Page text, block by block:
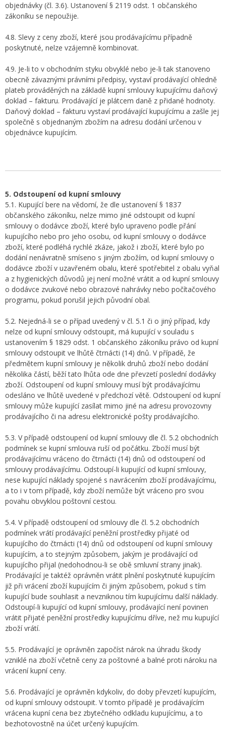
objednávky (čl. 3.6). Ustanovení § 2119 odst. 1 občanského
zákoníku se nepoužije.
4.8. Slevy z ceny zboží, které jsou prodávajícímu případně
poskytnuté, nelze vzájemně kombinovat.
4.9. Je-li to v obchodním styku obvyklé nebo je-li tak stanoveno
obecně závaznými právními předpisy, vystaví prodávající ohledně
plateb prováděných na základě kupní smlouvy kupujícímu daňový
doklad – fakturu. Prodávající je plátcem daně z přidané hodnoty.
Daňový doklad – fakturu vystaví prodávající kupujícímu a zašle jej
společně s objednaným zbožím na adresu dodání určenou v
objednávce kupujícím.
5. Odstoupení od kupní smlouvy
5.1. Kupující bere na vědomí, že dle ustanovení § 1837
občanského zákoníku, nelze mimo jiné odstoupit od kupní
smlouvy o dodávce zboží, které bylo upraveno podle přání
kupujícího nebo pro jeho osobu, od kupní smlouvy o dodávce
zboží, které podléhá rychlé zkáze, jakož i zboží, které bylo po
dodání nenávratně smíseno s jiným zbožím, od kupní smlouvy o
dodávce zboží v uzavřeném obalu, které spotřebitel z obalu vyňal
a z hygienických důvodů jej není možné vrátit a od kupní smlouvy
o dodávce zvukové nebo obrazové nahrávky nebo počítačového
programu, pokud porušil jejich původní obal.
5.2. Nejedná-li se o případ uvedený v čl. 5.1 či o jiný případ, kdy
nelze od kupní smlouvy odstoupit, má kupující v souladu s
ustanovením § 1829 odst. 1 občanského zákoníku právo od kupní
smlouvy odstoupit ve lhůtě čtrnácti (14) dnů. V případě, že
předmětem kupní smlouvy je několik druhů zboží nebo dodání
několika částí, běží tato lhůta ode dne převzetí poslední dodávky
zboží. Odstoupení od kupní smlouvy musí být prodávajícímu
odesláno ve lhůtě uvedené v předchozí větě. Odstoupení od kupní
smlouvy může kupující zasílat mimo jiné na adresu provozovny
prodávajícího či na adresu elektronické pošty prodávajícího.
5.3. V případě odstoupení od kupní smlouvy dle čl. 5.2 obchodních
podmínek se kupní smlouva ruší od počátku. Zboží musí být
prodávajícímu vráceno do čtrnácti (14) dnů od odstoupení od
smlouvy prodávajícímu. Odstoupí-li kupující od kupní smlouvy,
nese kupující náklady spojené s navrácením zboží prodávajícímu,
a to i v tom případě, kdy zboží nemůže být vráceno pro svou
povahu obvyklou poštovní cestou.
5.4. V případě odstoupení od smlouvy dle čl. 5.2 obchodních
podmínek vrátí prodávající peněžní prostředky přijaté od
kupujícího do čtrnácti (14) dnů od odstoupení od kupní smlouvy
kupujícím, a to stejným způsobem, jakým je prodávající od
kupujícího přijal (nedohodnou-li se obě smluvní strany jinak).
Prodávající je taktéž oprávněn vrátit plnění poskytnuté kupujícím
již při vrácení zboží kupujícím či jiným způsobem, pokud s tím
kupující bude souhlasit a nevzniknou tím kupujícímu další náklady.
Odstoupí-li kupující od kupní smlouvy, prodávající není povinen
vrátit přijaté peněžní prostředky kupujícímu dříve, než mu kupující
zboží vrátí.
5.5. Prodávající je oprávněn započíst nárok na úhradu škody
vzniklé na zboží včetně ceny za poštovné a balné proti nároku na
vrácení kupní ceny.
5.6. Prodávající je oprávněn kdykoliv, do doby převzetí kupujícím,
od kupní smlouvy odstoupit. V tomto případě je prodávajícím
vrácena kupní cena bez zbytečného odkladu kupujícímu, a to
bezhotovostně na účet určený kupujícím.